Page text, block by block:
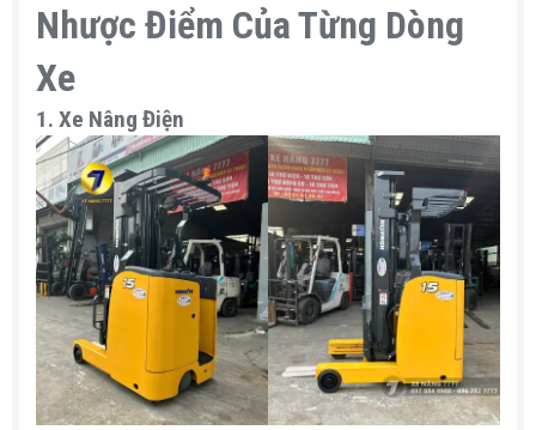
Nhược Điểm Của Từng Dòng
Xe​
1. Xe Nâng Điện​